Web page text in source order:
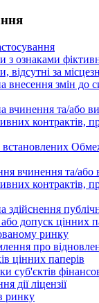
з ознаками
відсутні за
внесення змін до
вчинення та/або
контрактів,
встановлених
вчинення та/або
контрактів,
здійснення
допуск цінних
ринку
про
цінних паперів
суб'єктів
дії ліцензії
ринку